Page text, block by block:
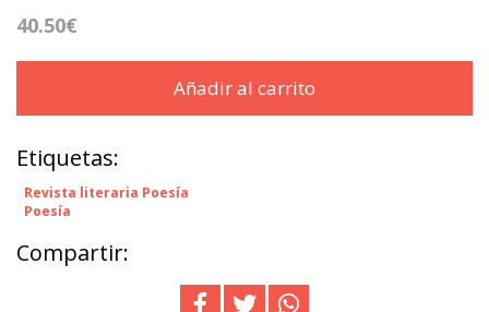
40.50€
Añadir al carrito
Etiquetas:
Revista literaria Poesía
Poesía
Compartir: